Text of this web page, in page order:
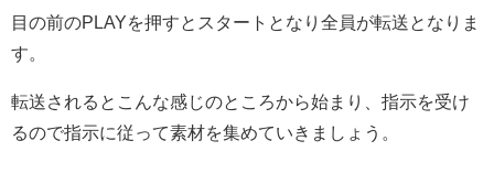
目の前のPLAYを押すとスタートとなり全員が転送となりま
す。
転送されるとこんな感じのところから始まり、指示を受け
るので指示に従って素材を集めていきましょう。